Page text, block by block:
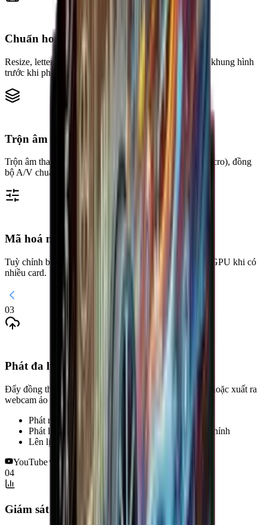
Chuẩn hoá video
Resize, letterbox, nối nhiều video và overlay để chuẩn khung hình
trước khi phát.
Trộn âm thanh
Trộn âm thanh từ nhiều nguồn (hệ thống, ứng dụng, micro), đồng
bộ A/V chuẩn xác.
Mã hoá nâng cao
Tuỳ chỉnh bitrate, FPS và độ phân giải; chọn preset và GPU khi có
nhiều card.
03
Phát đa luồng đến mọi nền tảng
Đẩy đồng thời tới nhiều nền tảng qua RTMP/RTMPS, hoặc xuất ra
webcam ảo cho Zoom/OBS.
Phát nhiều luồng song song cùng lúc (đa luồng)
Phát liên tục 24/7 với bitrate & độ phân giải tuỳ chỉnh
Lên lịch bắt đầu/kết thúc tự động
YouTube
04
Giám sát & vận hành